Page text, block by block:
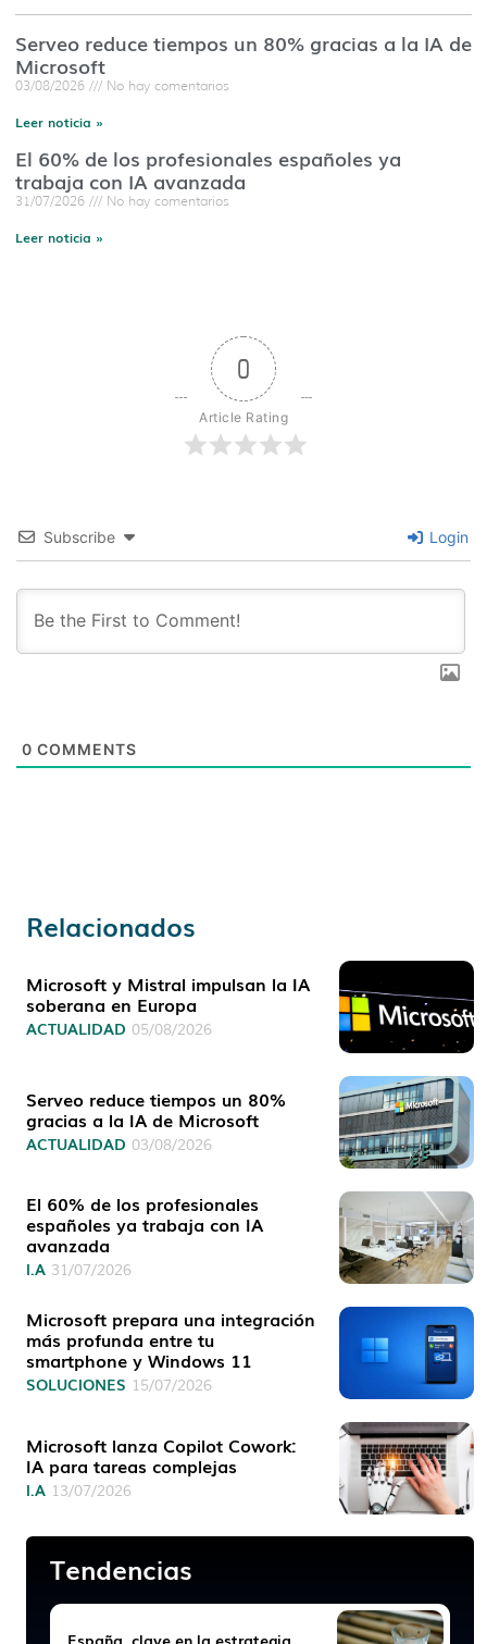
Serveo reduce tiempos un 80% gracias a la IA de
Microsoft
03/08/2026 No hay comentarios
Leer noticia »
El 60% de los profesionales españoles ya
trabaja con IA avanzada
31/07/2026 No hay comentarios
Leer noticia »
0
Article Rating
Subscribe Login
0 COMMENTS
Relacionados
Microsoft y Mistral impulsan la IA
soberana en Europa
ACTUALIDAD 05/08/2026
Serveo reduce tiempos un 80%
gracias a la IA de Microsoft
ACTUALIDAD 03/08/2026
El 60% de los profesionales
españoles ya trabaja con IA
avanzada
I.A 31/07/2026
Microsoft prepara una integración
más profunda entre tu
smartphone y Windows 11
SOLUCIONES 15/07/2026
Microsoft lanza Copilot Cowork:
IA para tareas complejas
I.A 13/07/2026
Tendencias